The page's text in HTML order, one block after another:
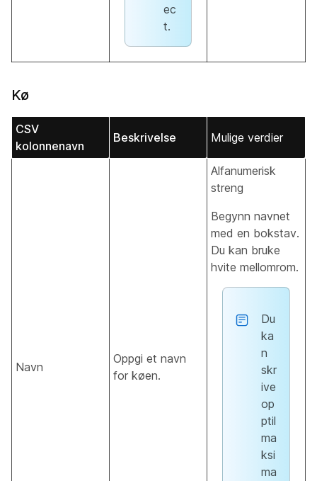
ec
t.
Kø
CSV
kolonnenavn
Beskrivelse Mulige verdier
Navn
Oppgi et navn
for køen.
Alfanumerisk
streng
Begynn navnet
med en bokstav.
Du kan bruke
hvite mellomrom.
Du
ka
n
skr
ive
op
ptil
ma
ksi
ma